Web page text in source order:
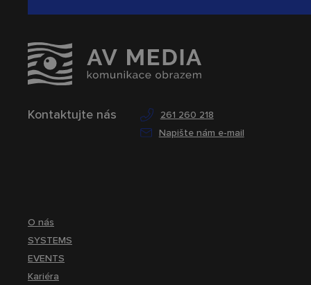
Kontaktujte nás
261 260 218
Napište nám e-mail
O nás
SYSTEMS
EVENTS
Kariéra